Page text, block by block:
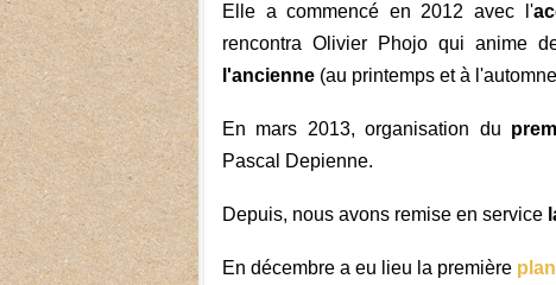
Elle a commencé en 2012 avec l'
rencontra Olivier Phojo qui anime
l'ancienne (au printemps et à
En mars 2013,organisation du
Pascal Depienne.
Depuis, nous avons remise en service
En décembre a eu lieu la première